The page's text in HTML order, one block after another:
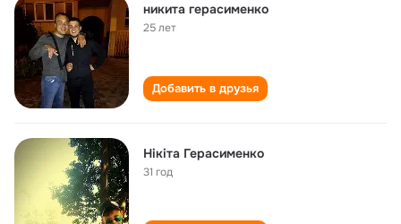
никита герасименко
25 лет
Добавить в друзья
Нікіта Герасименко
31 год